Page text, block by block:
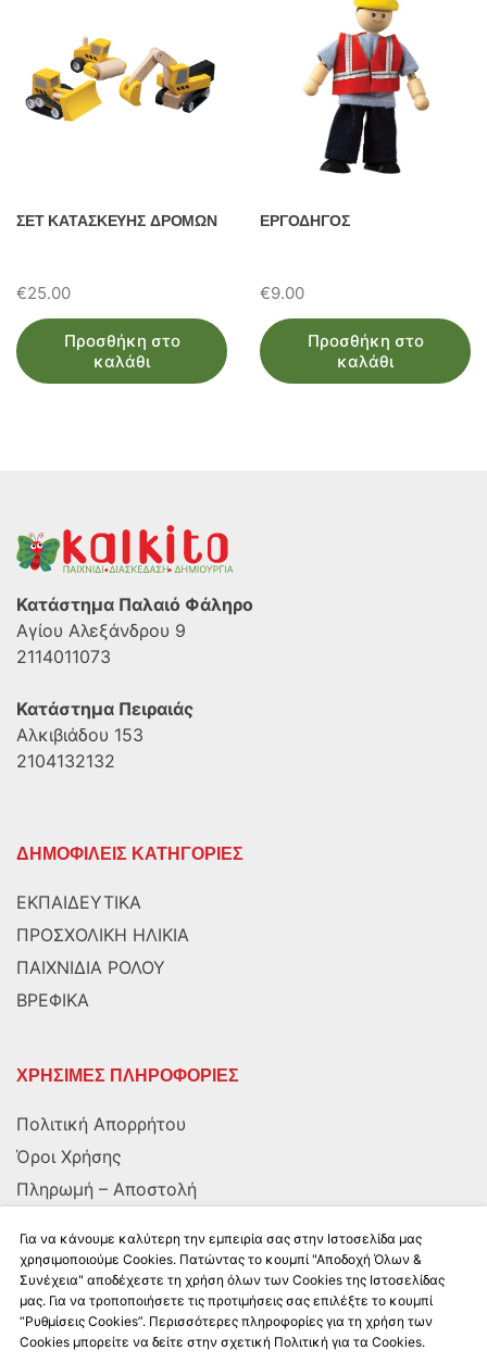
ΣΕΤ ΚΑΤΑΣΚΕΥΗΣ ΔΡΟΜΩΝ
€25.00
Προσθήκη στο
καλάθι
ΕΡΓΟΔΗΓΟΣ
€9.00
Προσθήκη στο
καλάθι
Κατάστημα Παλαιό Φάληρο
Αγίου Αλεξάνδρου 9
2114011073
Κατάστημα Πειραιάς
Αλκιβιάδου 153
2104132132
ΔΗΜΟΦΙΛΕΙΣ ΚΑΤΗΓΟΡΙΕΣ
ΕΚΠΑΙΔΕΥΤΙΚΑ
ΠΡΟΣΧΟΛΙΚΗ ΗΛΙΚΙΑ
ΠΑΙΧΝΙΔΙΑ ΡΟΛΟΥ
ΒΡΕΦΙΚΑ
ΧΡΗΣΙΜΕΣ ΠΛΗΡΟΦΟΡΙΕΣ
Πολιτική Απορρήτου
Όροι Χρήσης
Πληρωμή – Αποστολή
ΑΚΟΛΟΥΘΗΣΤΕ ΜΑΣ
Για να κάνουμε καλύτερη την εμπειρία σας στην Ιστοσελίδα μας
χρησιμοποιούμε Cookies. Πατώντας το κουμπί "Αποδοχή Όλων &
Συνέχεια" αποδέχεστε τη χρήση όλων των Cookies της Ιστοσελίδας
μας. Για να τροποποιήσετε τις προτιμήσεις σας επιλέξτε το κουμπί
“Ρυθμίσεις Cookies”. Περισσότερες πληροφορίες για τη χρήση των
Cookies μπορείτε να δείτε στην σχετική Πολιτική για τα Cookies.